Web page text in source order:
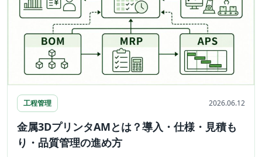
工程管理 2026.06.12
金属3DプリンタAMとは？導入・仕様・見積も
り・品質管理の進め方